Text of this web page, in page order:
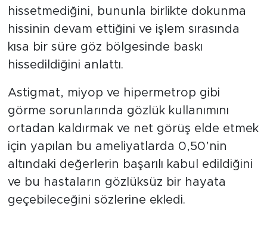
hissetmediğini, bununla birlikte dokunma
hissinin devam ettiğini ve işlem sırasında
kısa bir süre göz bölgesinde baskı
hissedildiğini anlattı.
Astigmat, miyop ve hipermetrop gibi
görme sorunlarında gözlük kullanımını
ortadan kaldırmak ve net görüş elde etmek
için yapılan bu ameliyatlarda 0,50’nin
altındaki değerlerin başarılı kabul edildiğini
ve bu hastaların gözlüksüz bir hayata
geçebileceğini sözlerine ekledi.